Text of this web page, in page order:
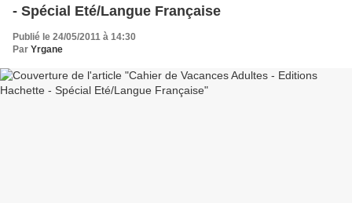
- Spécial Eté/Langue Française
Publié le 24/05/2011 à 14:30
Par Yrgane